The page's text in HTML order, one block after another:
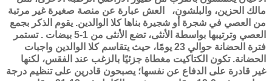
مالك الحزين، والبلشون،
العش عبارة عن منصة صغيرة غير مرتبة
من العصي في شجرة أو شجيرة بناها كلا الوالدين. يقوم الذكر بجمع
العصي وترتيبها بواسطة الأنثى،
تضع الأنثى من 1-5 بيضات . تستمر
فترة الحضانة حوالي 23 يومًا، حيث يتقاسم كلا الوالدين واجبات
الحضانة. تكون الكتاكيت مغطاة جزئيًا بالزغب عند الفقس، لكنها
غير قادرة على الدفاع عن نفسها؛ يصبحون قادرين على تنظيم درجة